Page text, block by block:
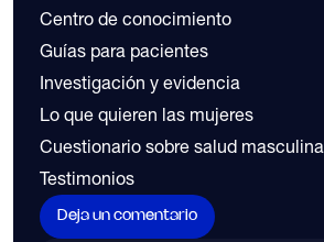
Centro de conocimiento
Guías para pacientes
Investigación y evidencia
Lo que quieren las mujeres
Cuestionario sobre salud masculina
Testimonios
Deja un comentario